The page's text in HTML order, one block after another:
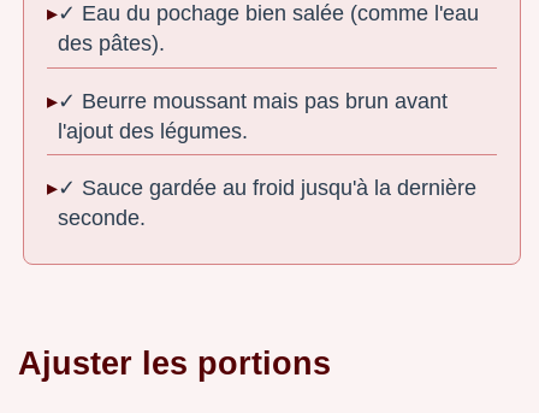
✓ Eau du pochage bien salée (comme l'eau
des pâtes).
✓ Beurre moussant mais pas brun avant
l'ajout des légumes.
✓ Sauce gardée au froid jusqu'à la dernière
seconde.
Ajuster les portions